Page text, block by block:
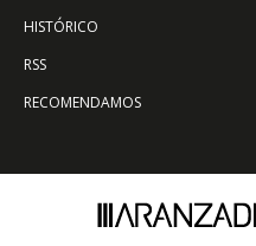
HISTÓRICO
RSS
RECOMENDAMOS